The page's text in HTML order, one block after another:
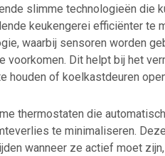
slimme technologieën die
keukengerei efficiënter te
waarbij sensoren worden
voorkomen. Dit helpt bij het
houden of koelkastdeuren
thermostaten die
te minimaliseren.
wanneer ze actief moet